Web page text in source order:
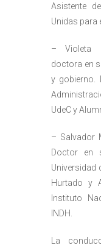
Asistente
Unidas para
– Violeta
doctora en
y gobierno.
UdeC y
– Salvador
Doctor en
Universidad
Hurtado y
Instituto
INDH.
La